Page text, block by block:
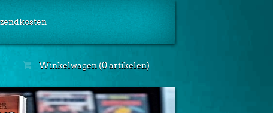
Winkelwagen (0 artikelen)